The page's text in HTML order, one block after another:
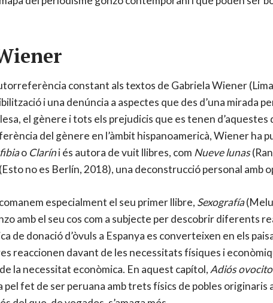
constant als textos de Gabriela Wiener
i una denúncia a aspectes que des d’una mirada
el gènere i tots els prejudicis que es tenen
del gènere en l’àmbit hispanoamericà, Wiener ha
o Claríni és autora de vuit llibres, com Nueve lunas
no es Berlín, 2018), una deconstrucció personal amb
especialment el seu primer llibre, Sexografía
amb el seu cos com a subjecte per descobrir diferents
de donació d’òvuls a Espanya es converteixen en els
reaccionen davant de les necessitats físiques i
la necessitat econòmica. En aquest capítol, Adiós
pel fet de ser peruana amb trets físics de pobles